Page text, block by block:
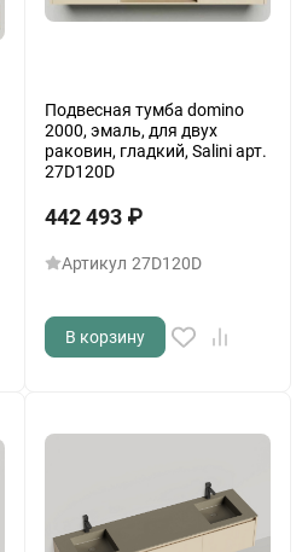
Подвесная тумба domino
2000, эмаль, для двух
раковин, гладкий, Salini арт.
27D120D
442 493 ₽
Артикул 27D120D
В корзину